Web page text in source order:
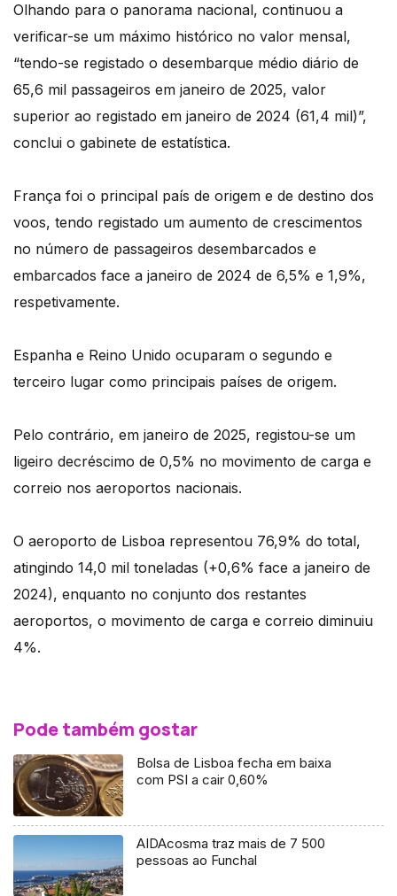
Olhando para o panorama nacional, continuou a
verificar-se um máximo histórico no valor mensal,
“tendo-se registado o desembarque médio diário de
65,6 mil passageiros em janeiro de 2025, valor
superior ao registado em janeiro de 2024 (61,4 mil)”,
conclui o gabinete de estatística.
França foi o principal país de origem e de destino dos
voos, tendo registado um aumento de crescimentos
no número de passageiros desembarcados e
embarcados face a janeiro de 2024 de 6,5% e 1,9%,
respetivamente.
Espanha e Reino Unido ocuparam o segundo e
terceiro lugar como principais países de origem.
Pelo contrário, em janeiro de 2025, registou-se um
ligeiro decréscimo de 0,5% no movimento de carga e
correio nos aeroportos nacionais.
O aeroporto de Lisboa representou 76,9% do total,
atingindo 14,0 mil toneladas (+0,6% face a janeiro de
2024), enquanto no conjunto dos restantes
aeroportos, o movimento de carga e correio diminuiu
4%.
Pode também gostar
Bolsa de Lisboa fecha em baixa
com PSI a cair 0,60%
AIDAcosma traz mais de 7 500
pessoas ao Funchal